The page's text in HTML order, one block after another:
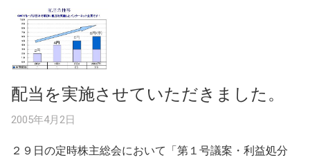
配当を実施させていただきました。
2005年4月2日
２９日の定時株主総会において「第１号議案・利益処分